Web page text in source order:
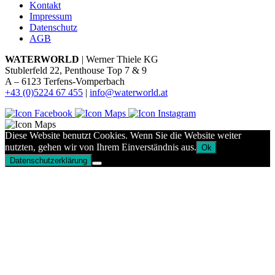
Kontakt
Impressum
Datenschutz
AGB
WATERWORLD | Werner Thiele KG
Stublerfeld 22, Penthouse Top 7 & 9
A – 6123 Terfens-Vomperbach
+43 (0)5224 67 455 | info@waterworld.at
Diese Website benutzt Cookies. Wenn Sie die Website weiter
nutzten, gehen wir von Ihrem Einverständnis aus. Ok
Datenschutzerklärung